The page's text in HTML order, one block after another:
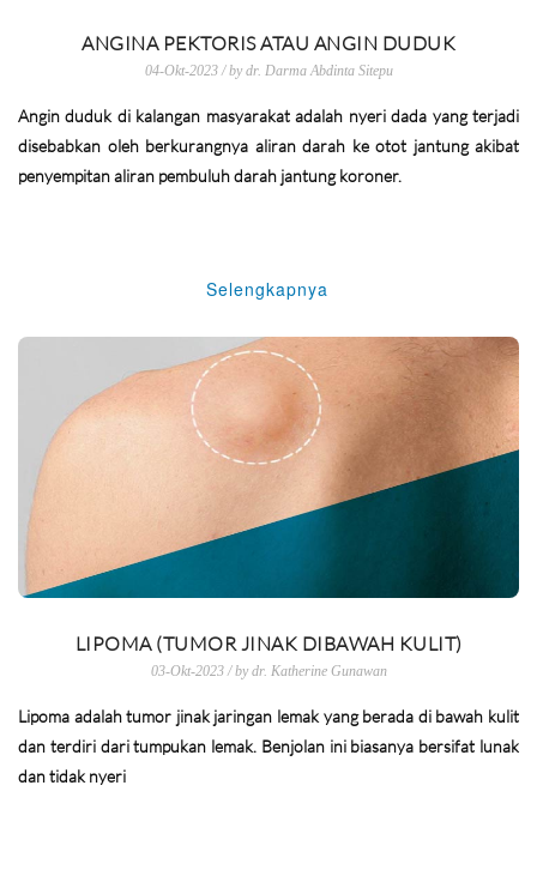
ANGINA PEKTORIS ATAU ANGIN DUDUK
04-Okt-2023 / by dr. Darma Abdinta Sitepu
Angin duduk di kalangan masyarakat adalah nyeri dada yang terjadi
disebabkan oleh berkurangnya aliran darah ke otot jantung akibat
penyempitan aliran pembuluh darah jantung koroner.
Selengkapnya
LIPOMA (TUMOR JINAK DIBAWAH KULIT)
03-Okt-2023 / by dr. Katherine Gunawan
Lipoma adalah tumor jinak jaringan lemak yang berada di bawah kulit
dan terdiri dari tumpukan lemak. Benjolan ini biasanya bersifat lunak
dan tidak nyeri